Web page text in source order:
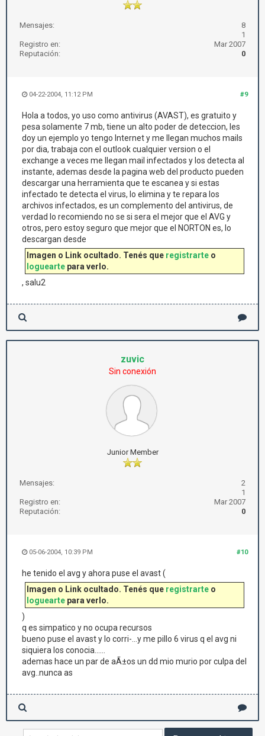
Mensajes:
8
1
Registro en:
Mar 2007
Reputación:
0
#9
04-22-2004, 11:12 PM
Hola a todos, yo uso como antivirus (AVAST), es gratuito y
pesa solamente 7 mb, tiene un alto poder de deteccion, les
doy un ejemplo yo tengo Internet y me llegan muchos mails
por dia, trabaja con el outlook cualquier version o el
exchange a veces me llegan mail infectados y los detecta al
instante, ademas desde la pagina web del producto pueden
descargar una herramienta que te escanea y si estas
infectado te detecta el virus, lo elimina y te repara los
archivos infectados, es un complemento del antivirus, de
verdad lo recomiendo no se si sera el mejor que el AVG y
otros, pero estoy seguro que mejor que el NORTON es, lo
descargan desde
Imagen o Link ocultado. Tenés que registrarte o
loguearte para verlo.
, salu2
zuvic
Sin conexión
Junior Member
Mensajes:
2
1
Registro en:
Mar 2007
Reputación:
0
#10
05-06-2004, 10:39 PM
he tenido el avg y ahora puse el avast (
Imagen o Link ocultado. Tenés que registrarte o
loguearte para verlo.
)
q es simpatico y no ocupa recursos
bueno puse el avast y lo corri-...y me pillo 6 virus q el avg ni
siquiera los conocia......
ademas hace un par de aÃ±os un dd mio murio por culpa del
avg..nunca as